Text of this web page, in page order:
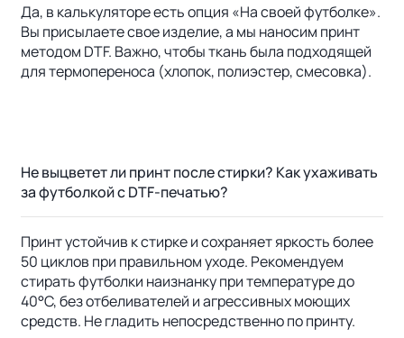
Да, в калькуляторе есть опция «На своей футболке».
Вы присылаете свое изделие, а мы наносим принт
методом DTF. Важно, чтобы ткань была подходящей
для термопереноса (хлопок, полиэстер, смесовка).
Не выцветет ли принт после стирки? Как ухаживать
за футболкой с DTF-печатью?
Принт устойчив к стирке и сохраняет яркость более
50 циклов при правильном уходе. Рекомендуем
стирать футболки наизнанку при температуре до
40°C, без отбеливателей и агрессивных моющих
средств. Не гладить непосредственно по принту.